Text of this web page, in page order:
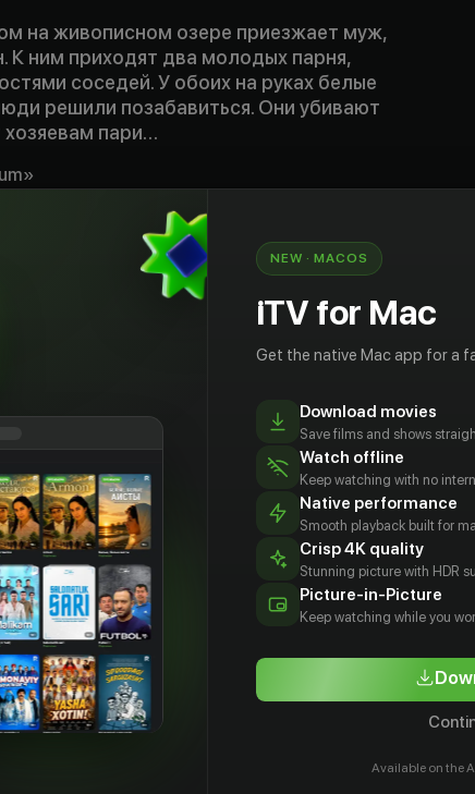
на живописном озере приезжает муж,
К ним приходят два молодых парня,
соседей. У обоих на руках белые
решили позабавиться. Они убивают
пари…
Штефан
Клапчински
Actor
Кунстманн
Кристоф
Банцер
Actor
NEW · MACOS
iTV for Mac
Get the native Mac app for a
Download movies
Save films and shows
Watch offline
Keep watching with no
Native performance
Smooth playback built for
Crisp 4K quality
Stunning picture with HDR
Picture-in-Picture
Keep watching while you
Available on the